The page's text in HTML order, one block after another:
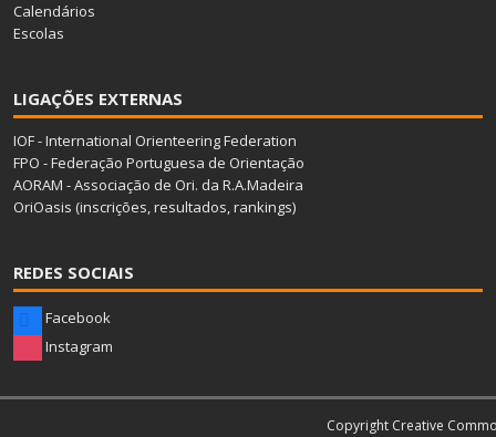
Calendários
Escolas
LIGAÇÕES EXTERNAS
IOF - International Orienteering Federation
FPO - Federação Portuguesa de Orientação
AORAM - Associação de Ori. da R.A.Madeira
OriOasis (inscrições, resultados, rankings)
REDES SOCIAIS
Facebook
Instagram
Copyright Creative